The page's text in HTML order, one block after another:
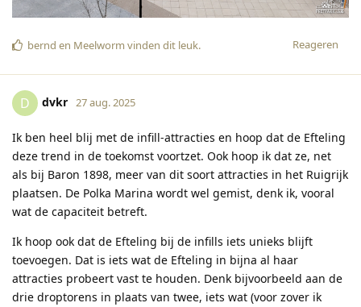
Reageren
bernd en Meelworm vinden dit leuk.
D dvkr 27 aug. 2025
Ik ben heel blij met de infill-attracties en hoop dat de Efteling
deze trend in de toekomst voortzet. Ook hoop ik dat ze, net
als bij Baron 1898, meer van dit soort attracties in het Ruigrijk
plaatsen. De Polka Marina wordt wel gemist, denk ik, vooral
wat de capaciteit betreft.
Ik hoop ook dat de Efteling bij de infills iets unieks blijft
toevoegen. Dat is iets wat de Efteling in bijna al haar
attracties probeert vast te houden. Denk bijvoorbeeld aan de
drie droptorens in plaats van twee, iets wat (voor zover ik